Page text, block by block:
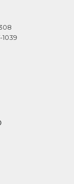
1039